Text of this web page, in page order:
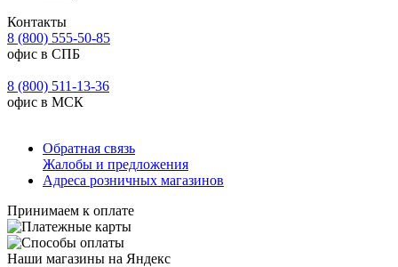
Контакты
8 (800) 555-50-85
офис в СПБ
8 (800) 511-13-36
офис в МСК
Обратная связь
Жалобы и предложения
Адреса розничных магазинов
Принимаем к оплате
Наши магазины на Яндекс